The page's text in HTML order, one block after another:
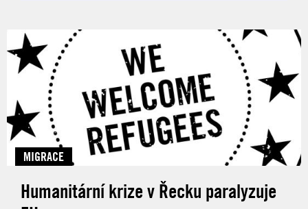
MIGRACE
Humanitární krize v Řecku paralyzuje